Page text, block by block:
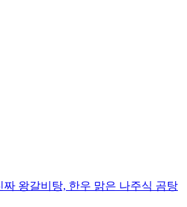
짜 왕갈비탕, 한우 맑은 나주식 곰탕